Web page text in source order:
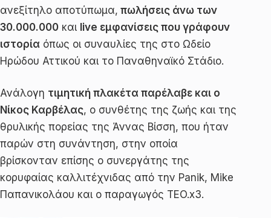
ανεξίτηλο αποτύπωμα, πωλήσεις άνω των
30.000.000 και live εμφανίσεις που γράφουν
ιστορία όπως οι συναυλίες της στο Ωδείο
Ηρώδου Αττικού και το Παναθηναϊκό Στάδιο.
Ανάλογη τιμητική πλακέτα παρέλαβε και ο
Νίκος Καρβέλας, ο συνθέτης της ζωής και της
θρυλικής πορείας της Άννας Βίσση, που ήταν
παρών στη συνάντηση, στην οποία
βρίσκονταν επίσης ο συνεργάτης της
κορυφαίας καλλιτέχνιδας από την Panik, Mike
Παπανικολάου και ο παραγωγός TEO.x3.